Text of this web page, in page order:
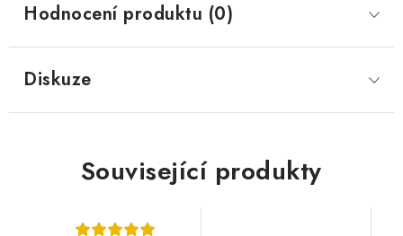
Hodnocení produktu (0)
Diskuze
Související produkty